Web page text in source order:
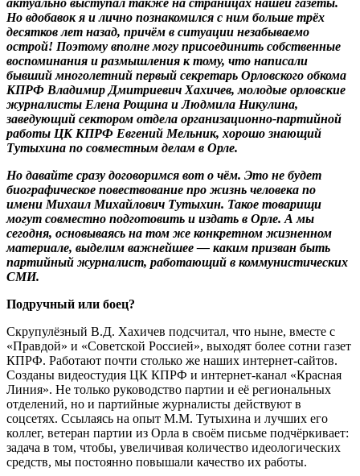
Но вдобавок я и лично познакомился с ним больше трёх
десятков лет назад, причём в ситуации незабываемо
острой! Поэтому вполне могу присоединить собственные
воспоминания и размышления к тому, что написали
бывший многолетний первый секретарь Орловского обкома
КПРФ Владимир Дмитриевич Хахичев, молодые орловские
журналисты Елена Рощина и Людмила Никулина,
заведующий сектором отдела организационно-партийной
работы ЦК КПРФ Евгений Мельник, хорошо знающий
Тутыхина по совместным делам в Орле.
Но давайте сразу договоримся вот о чём. Это не будет
биографическое повествование про жизнь человека по
имени Михаил Михайлович Тутыхин. Такое товарищи
могут совместно подготовить и издать в Орле. А мы
сегодня, основываясь на том же конкретном жизненном
материале, выделим важнейшее — каким призван быть
партийный журналист, работающий в коммунистических
СМИ.
Подручный или боец?
Скрупулёзный В.Д. Хахичев подсчитал, что ныне, вместе с
«Правдой» и «Советской Россией», выходят более сотни газет
КПРФ. Работают почти столько же наших интернет-сайтов.
Созданы видеостудия ЦК КПРФ и интернет-канал «Красная
Линия». Не только руководство партии и её региональных
отделений, но и партийные журналисты действуют в
соцсетях. Ссылаясь на опыт М.М. Тутыхина и лучших его
коллег, ветеран партии из Орла в своём письме подчёркивает:
задача в том, чтобы, увеличивая количество идеологических
средств, мы постоянно повышали качество их работы.